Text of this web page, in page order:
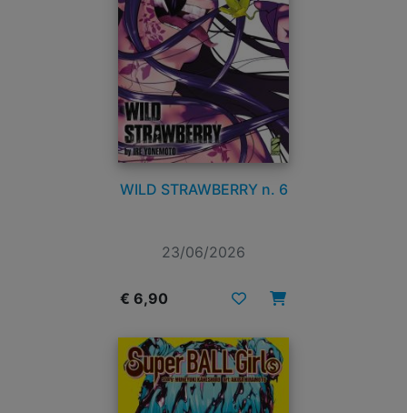
WILD STRAWBERRY n. 6
23/06/2026
€ 6,90